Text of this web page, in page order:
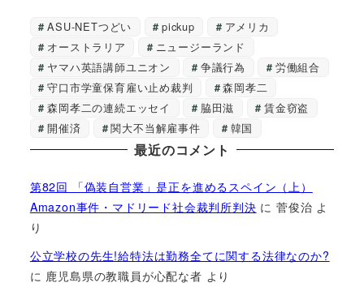
ASU-NETつどい pickup
アメリカ
オーストラリア
ニュージーランド
ヤマハ英語講師ユニオン
争議行為
労働組合
守口市学童保育雇い止め裁判
森岡孝二
森岡孝二の連続エッセイ
脇田滋
賃金窃盗
開催済
関大不当解雇事件 韓国
最近のコメント
第82回 「偽装自営業」是正を進めるスペイン（上）
Amazon事件・マドリード社会裁判所判決 に菅俊治 よ
り
公立学校の先生!給特法は勤務全てに関する法律なのか?
に 鹿児島県の教職員が心配な者 より